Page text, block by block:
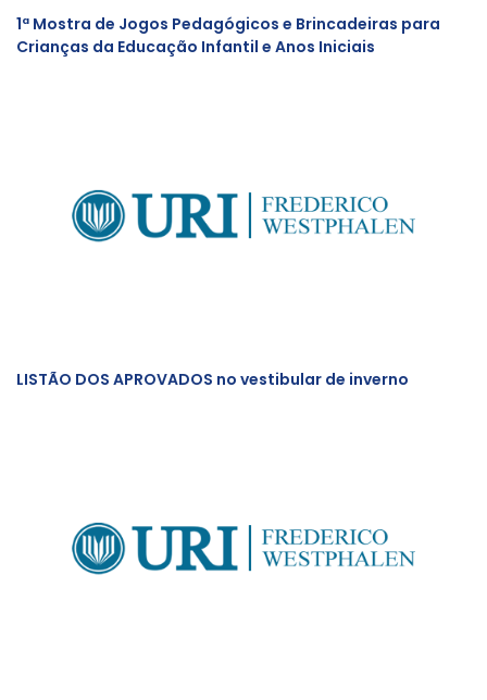
1ª Mostra de Jogos Pedagógicos e Brincadeiras para
Crianças da Educação Infantil e Anos Iniciais
LISTÃO DOS APROVADOS no vestibular de inverno